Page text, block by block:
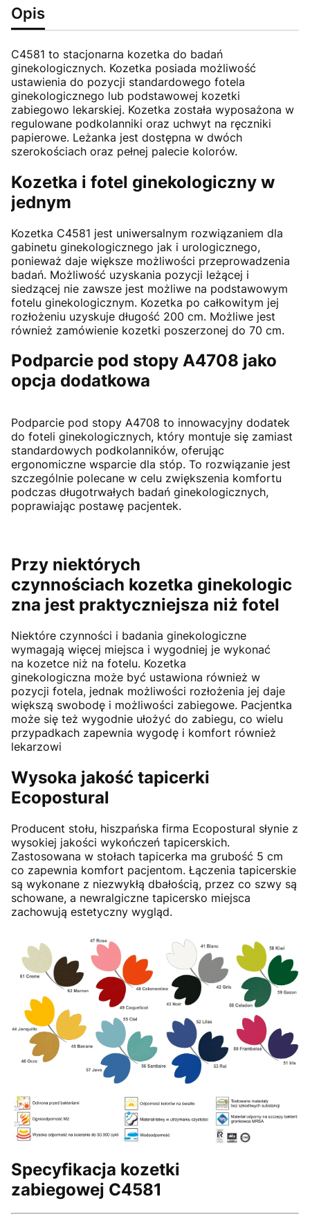
Opis
C4581 to stacjonarna kozetka do badań
ginekologicznych. Kozetka posiada możliwość
ustawienia do pozycji standardowego fotela
ginekologicznego lub podstawowej kozetki
zabiegowo lekarskiej. Kozetka została wyposażona w
regulowane podkolanniki oraz uchwyt na ręczniki
papierowe. Leżanka jest dostępna w dwóch
szerokościach oraz pełnej palecie kolorów.
Kozetka i fotel ginekologiczny w
jednym
Kozetka C4581 jest uniwersalnym rozwiązaniem dla
gabinetu ginekologicznego jak i urologicznego,
ponieważ daje większe możliwości przeprowadzenia
badań. Możliwość uzyskania pozycji leżącej i
siedzącej nie zawsze jest możliwe na podstawowym
fotelu ginekologicznym. Kozetka po całkowitym jej
rozłożeniu uzyskuje długość 200 cm. Możliwe jest
również zamówienie kozetki poszerzonej do 70 cm.
Podparcie pod stopy A4708 jako
opcja dodatkowa
Podparcie pod stopy A4708 to innowacyjny dodatek
do foteli ginekologicznych, który montuje się zamiast
standardowych podkolanników, oferując
ergonomiczne wsparcie dla stóp. To rozwiązanie jest
szczególnie polecane w celu zwiększenia komfortu
podczas długotrwałych badań ginekologicznych,
poprawiając postawę pacjentek.
Przy niektórych
czynnościach kozetka ginekologic
zna jest praktyczniejsza niż fotel
Niektóre czynności i badania ginekologiczne
wymagają więcej miejsca i wygodniej je wykonać
na kozetce niż na fotelu. Kozetka
ginekologiczna może być ustawiona również w
pozycji fotela, jednak możliwości rozłożenia jej daje
większą swobodę i możliwości zabiegowe. Pacjentka
może się też wygodnie ułożyć do zabiegu, co wielu
przypadkach zapewnia wygodę i komfort również
lekarzowi
Wysoka jakość tapicerki
Ecopostural
Producent stołu, hiszpańska firma Ecopostural słynie z
wysokiej jakości wykończeń tapicerskich.
Zastosowana w stołach tapicerka ma grubość 5 cm
co zapewnia komfort pacjentom. Łączenia tapicerskie
są wykonane z niezwykłą dbałością, przez co szwy są
schowane, a newralgiczne tapicersko miejsca
zachowują estetyczny wygląd.
Specyfikacja kozetki
zabiegowej C4581